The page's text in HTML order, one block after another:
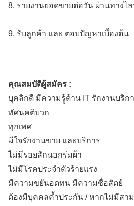
8. รายงานยอดขายต่อวัน ผ่านทางไ
9. รับลูกค้า และ ตอบปัญหาเบื้องต้น
คุณสมบัติผู้สมัคร :
บุคลิกดี มีความรู้ด้าน IT รักงานบริก
ทัศนคติบวก
ทุกเพศ
มีใจรักงานขาย และบริการ
ไม่มีรอยสักนอกร่มผ้า
ไม่มีโรคประจำตัวร้ายแรง
มีความขยันอดทน มีความซื่อสัตย์
ต้องมีบุคคลค้ำประกัน / หากไม่มีสา